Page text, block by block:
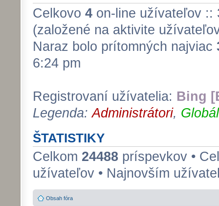
Celkovo 4 on-line užívateľov ::
(založené na aktivite
Naraz bolo prítomných najviac
6:24 pm
Registrovaní užívatelia: Bing
Legenda:Administrátori,
ŠTATISTIKY
Celkom 24488 príspevkov •
užívateľov • Najnovším
Obsah fóra